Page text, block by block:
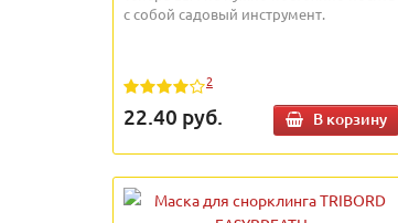
с собой садовый инструмент.
2
22.40 руб. В корзину